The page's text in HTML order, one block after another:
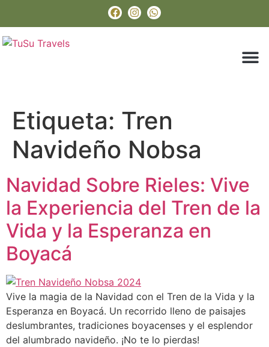
Etiqueta: Tren
Navideño Nobsa
Navidad Sobre Rieles: Vive
la Experiencia del Tren de la
Vida y la Esperanza en
Boyacá
Vive la magia de la Navidad con el Tren de la Vida y la
Esperanza en Boyacá. Un recorrido lleno de paisajes
deslumbrantes, tradiciones boyacenses y el esplendor
del alumbrado navideño. ¡No te lo pierdas!